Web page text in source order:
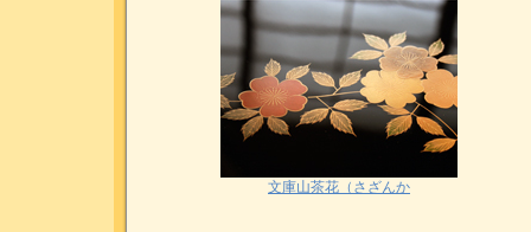
文庫山茶花（さざんか